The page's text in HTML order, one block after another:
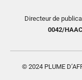
Directeur de
0042/
© 2024 PLUME